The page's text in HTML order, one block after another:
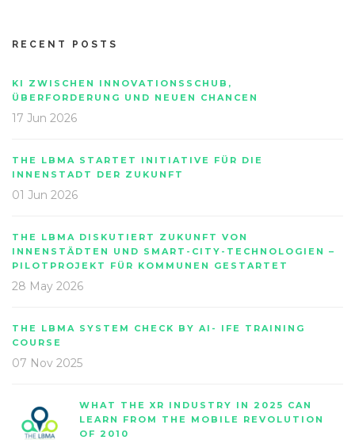
RECENT POSTS
KI ZWISCHEN INNOVATIONSSCHUB,
ÜBERFORDERUNG UND NEUEN CHANCEN
17 Jun 2026
THE LBMA STARTET INITIATIVE FÜR DIE
INNENSTADT DER ZUKUNFT
01 Jun 2026
THE LBMA DISKUTIERT ZUKUNFT VON
INNENSTÄDTEN UND SMART-CITY-TECHNOLOGIEN –
PILOTPROJEKT FÜR KOMMUNEN GESTARTET
28 May 2026
THE LBMA SYSTEM CHECK BY AI- IFE TRAINING
COURSE
07 Nov 2025
WHAT THE XR INDUSTRY IN 2025 CAN
LEARN FROM THE MOBILE REVOLUTION
OF 2010